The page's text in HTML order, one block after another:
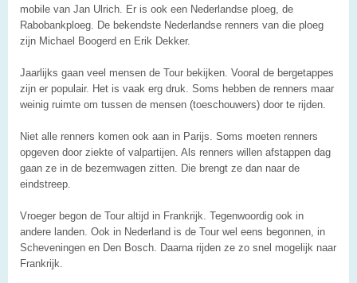
mobile van Jan Ulrich. Er is ook een Nederlandse ploeg, de
Rabobankploeg. De bekendste Nederlandse renners van die ploeg
zijn Michael Boogerd en Erik Dekker.
Jaarlijks gaan veel mensen de Tour bekijken. Vooral de bergetappes
zijn er populair. Het is vaak erg druk. Soms hebben de renners maar
weinig ruimte om tussen de mensen (toeschouwers) door te rijden.
Niet alle renners komen ook aan in Parijs. Soms moeten renners
opgeven door ziekte of valpartijen. Als renners willen afstappen dag
gaan ze in de bezemwagen zitten. Die brengt ze dan naar de
eindstreep.
Vroeger begon de Tour altijd in Frankrijk. Tegenwoordig ook in
andere landen. Ook in Nederland is de Tour wel eens begonnen, in
Scheveningen en Den Bosch. Daarna rijden ze zo snel mogelijk naar
Frankrijk.